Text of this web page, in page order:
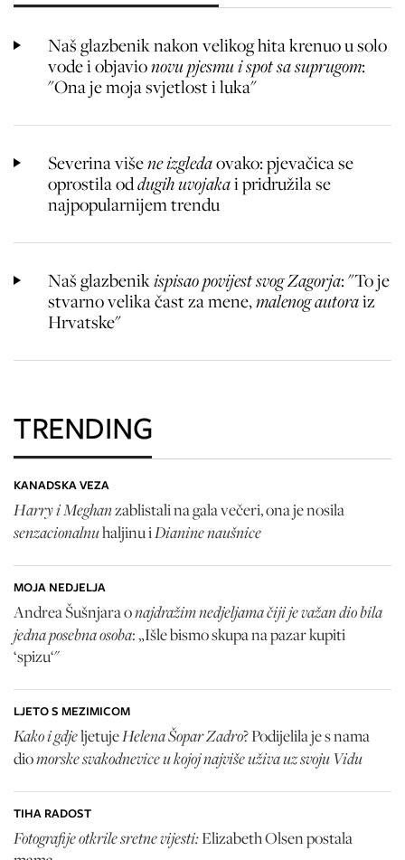
Naš glazbenik nakon velikog hita krenuo u solo
vode i objavionovu pjesmu i spot sa suprugom:
"Ona je moja svjetlost i luka"
Severina višene izgledaovako: pjevačica se
oprostila oddugih uvojakai pridružila se
najpopularnijem trendu
Naš glazbenikispisao povijest svog Zagorja: "To je
stvarno velika čast za mene,malenog autoraiz
Hrvatske"
TRENDING
KANADSKA VEZA
Harry i Meghanzablistali na gala večeri, ona je nosila
senzacionalnuhaljinu iDianine naušnice
MOJA NEDJELJA
Andrea Šušnjara onajdražim nedjeljama čiji je važan dio bila
jedna posebna osoba: „Išle bismo skupa na pazar kupiti
‘spizu‘"
LJETO S MEZIMICOM
Kako i gdjeljetujeHelena Šopar Zadro? Podijelila je s nama
diomorske svakodnevice u kojoj najviše uživa uz svoju Vidu
TIHA RADOST
Fotografije otkrile sretne vijesti:Elizabeth Olsenpostala